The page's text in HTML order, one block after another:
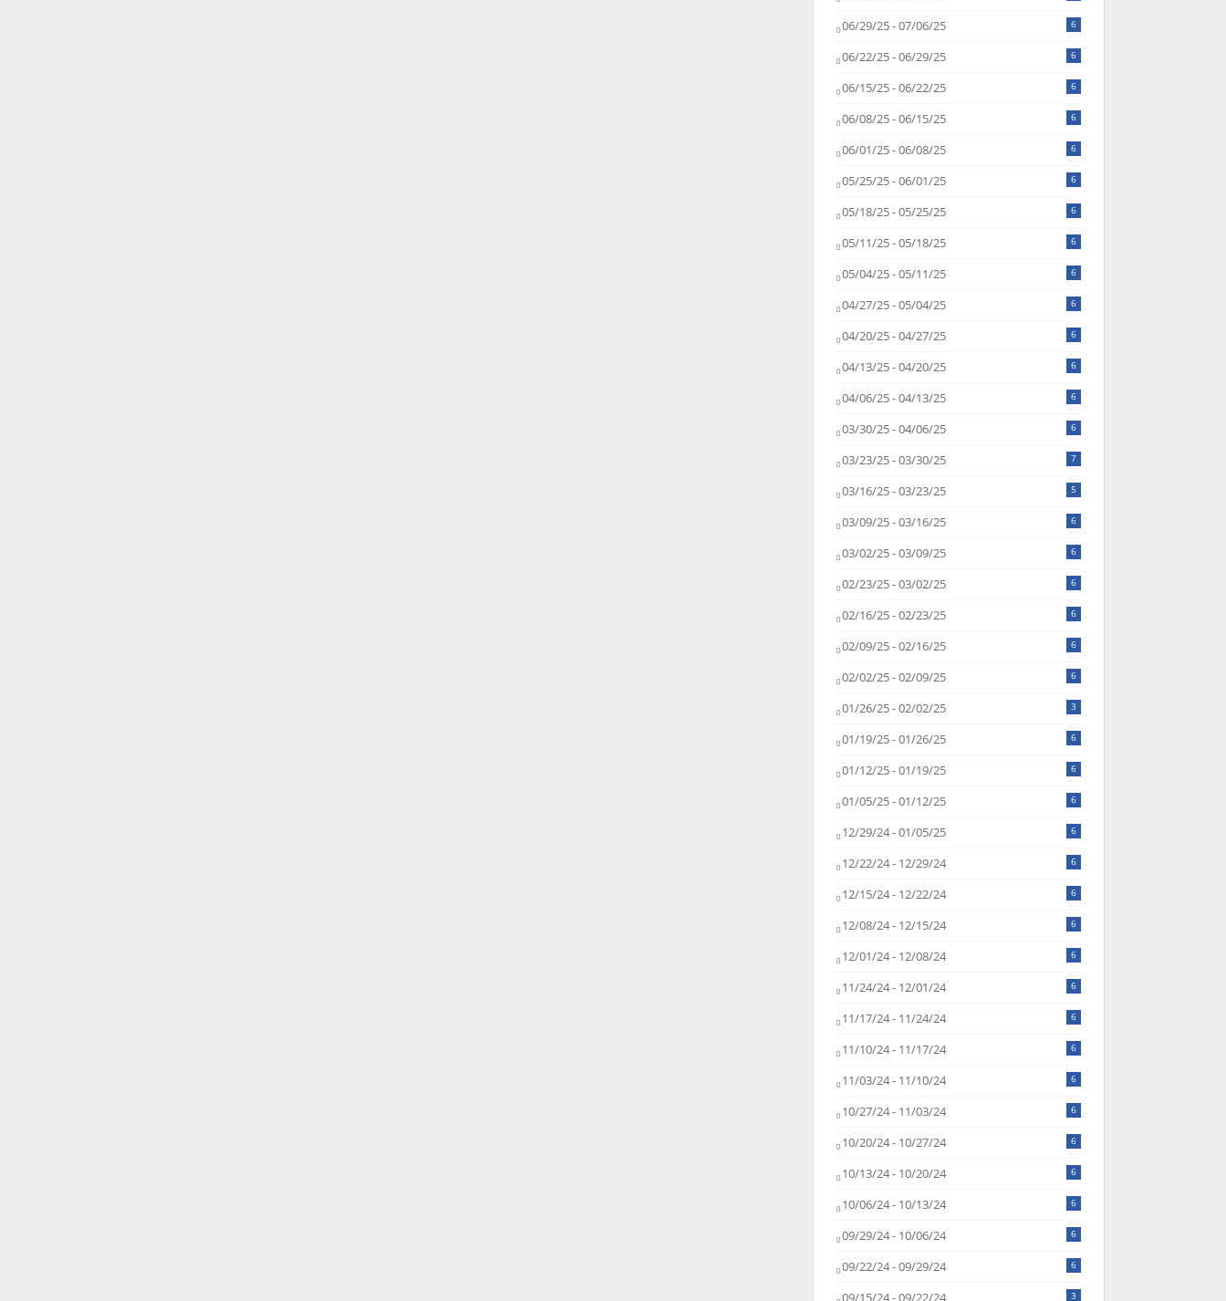
06/29/25 - 07/06/25 6
06/22/25 - 06/29/25 6
06/15/25 - 06/22/25 6
06/08/25 - 06/15/25 6
06/01/25 - 06/08/25 6
05/25/25 - 06/01/25 6
05/18/25 - 05/25/25 6
05/11/25 - 05/18/25 6
05/04/25 - 05/11/25 6
04/27/25 - 05/04/25 6
04/20/25 - 04/27/25 6
04/13/25 - 04/20/25 6
04/06/25 - 04/13/25 6
03/30/25 - 04/06/25 6
03/23/25 - 03/30/25 7
03/16/25 - 03/23/25 5
03/09/25 - 03/16/25 6
03/02/25 - 03/09/25 6
02/23/25 - 03/02/25 6
02/16/25 - 02/23/25 6
02/09/25 - 02/16/25 6
02/02/25 - 02/09/25 6
01/26/25 - 02/02/25 3
01/19/25 - 01/26/25 6
01/12/25 - 01/19/25 6
01/05/25 - 01/12/25 6
12/29/24 - 01/05/25 6
12/22/24 - 12/29/24 6
12/15/24 - 12/22/24 6
12/08/24 - 12/15/24 6
12/01/24 - 12/08/24 6
11/24/24 - 12/01/24 6
11/17/24 - 11/24/24 6
11/10/24 - 11/17/24 6
11/03/24 - 11/10/24 6
10/27/24 - 11/03/24 6
10/20/24 - 10/27/24 6
10/13/24 - 10/20/24 6
10/06/24 - 10/13/24 6
09/29/24 - 10/06/24 6
09/22/24 - 09/29/24 6
09/15/24 - 09/22/24 3